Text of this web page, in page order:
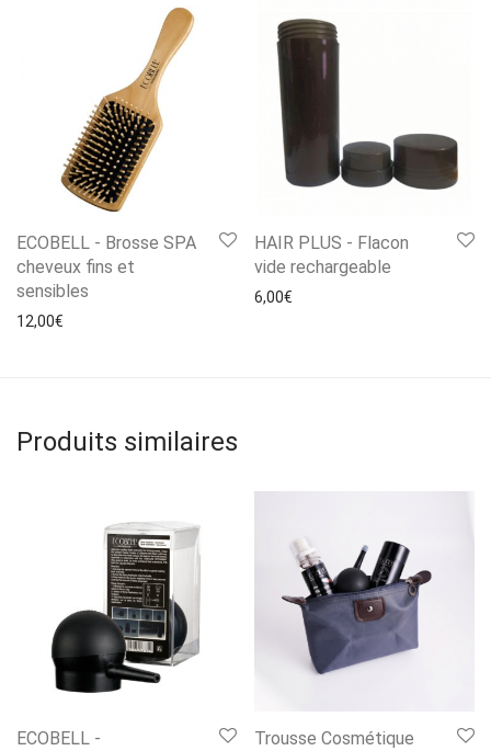
ECOBELL - Brosse SPA
cheveux fins et
sensibles
12,00€
HAIR PLUS - Flacon
vide rechargeable
6,00€
Produits similaires
ECOBELL -
Trousse Cosmétique